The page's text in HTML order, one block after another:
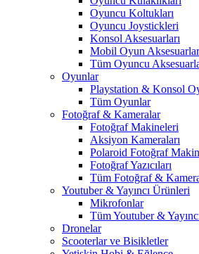
Oyuncu Koltukları
Oyuncu Joystickleri
Konsol Aksesuarları
Mobil Oyun
Tüm Oyuncu
Oyunlar
Playstation & Konsol
Tüm Oyunlar
Fotoğraf & Kameralar
Fotoğraf Makineleri
Aksiyon Kameraları
Polaroid Fotoğraf
Fotoğraf Yazıcıları
Tüm Fotoğraf &
Youtuber & Yayıncı Ürünleri
Mikrofonlar
Tüm Youtuber &
Dronelar
Scooterlar ve Bisikletler